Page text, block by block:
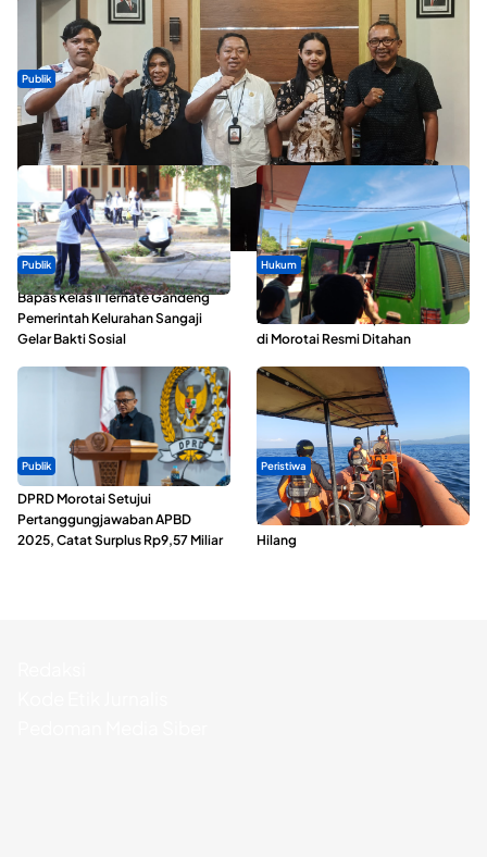
Publik
Dua Talenta Muda Ternate Wakili Maluku Utara di Gita Bahana
Nusantara 2026
Publik
Bapas Kelas II Ternate Gandeng
Pemerintah Kelurahan Sangaji
Gelar Bakti Sosial
Hukum
Oknum ASN yang Diduga Lakukan
Pelecehan Terhadap 5 Siswa SMA
di Morotai Resmi Ditahan
Publik
DPRD Morotai Setujui
Pertanggungjawaban APBD
2025, Catat Surplus Rp9,57 Miliar
Peristiwa
Dua Longboat Bertabrakan di
Perairan Taliabu, Satu Nelayan
Hilang